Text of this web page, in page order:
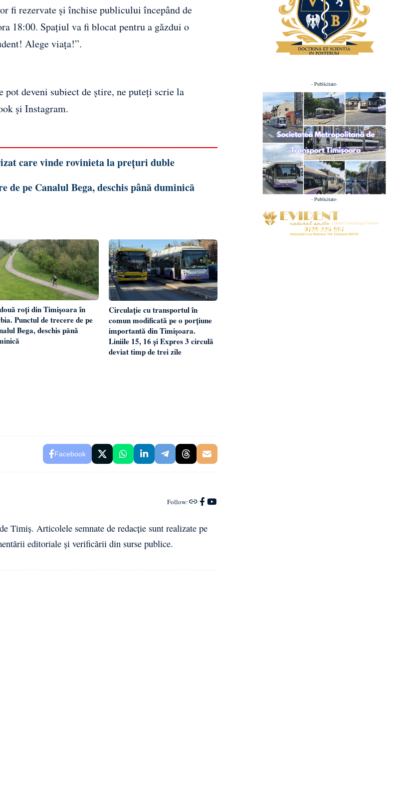
fi rezervate și închise publicului începând de
18:00. Spațiul va fi blocat pentru a găzdui o
Alege viața!”.
deveni subiect de știre, ne puteți scrie la
și Instagram.
care vinde rovinieta la prețuri duble
pe Canalul Bega, deschis până duminică
roți din Timișoara în
Punctul de trecere de pe
Bega, deschis până
Circulație cu transportul în
comun modificată pe o porțiune
importantă din Timișoara.
Liniile 15, 16 și Expres 3 circulă
deviat timp de trei zile
Facebook
Follow:
Timiș. Articolele semnate de redacție sunt realizate pe
editoriale și verificării din surse publice.
- Publicitate-
- Publicitate-